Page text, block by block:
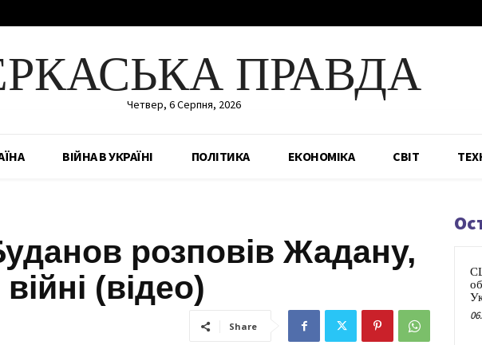
ПРАВДА
Четвер, 6 Серпня, 2026
ВІЙНА В УКРАЇНІ ПОЛІТИКА ЕКОНОМІКА СВІТ
розповів Жадану,
(відео)
Share